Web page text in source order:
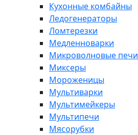
Кухонные комбайны
Ледогенераторы
Ломтерезки
Медленноварки
Микроволновые печи
Миксеры
Мороженицы
Мультиварки
Мультимейкеры
Мультипечи
Мясорубки